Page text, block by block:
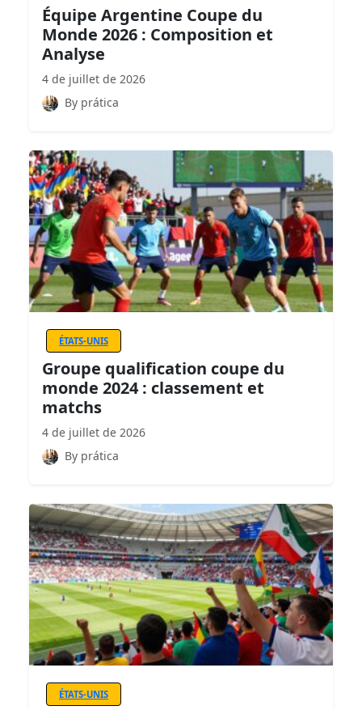
Équipe Argentine Coupe du
Monde 2026 : Composition et
Analyse
4 de juillet de 2026
By prática
ÉTATS-UNIS
Groupe qualification coupe du
monde 2024 : classement et
matchs
4 de juillet de 2026
By prática
ÉTATS-UNIS